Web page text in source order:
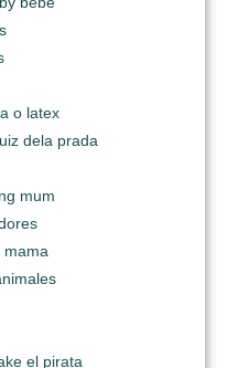
o latex
dela prada
mum
mama
el pirata